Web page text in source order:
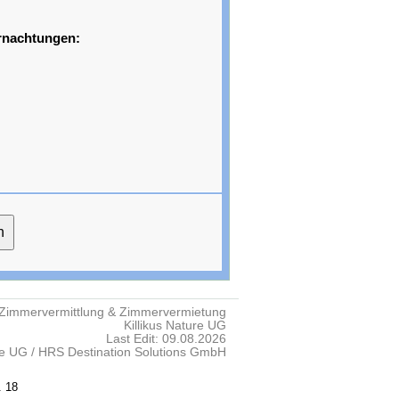
& Zimmervermietung
Killikus Nature UG
Last Edit: 09.08.2026
UG / HRS Destination Solutions GmbH
18